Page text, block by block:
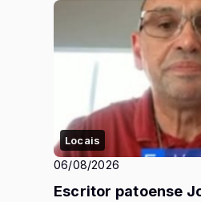
Locais
06/08/2026
Escritor patoense